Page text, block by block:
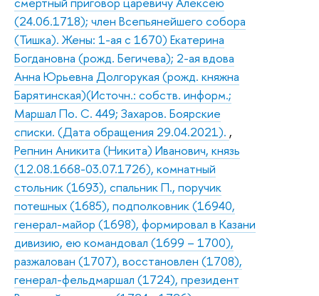
(24.06.1718); член Всепьянейшего собора
(Тишка). Жены: 1-ая с 1670) Екатерина
Богдановна (рожд. Бегичева); 2-ая вдова
Анна Юрьевна Долгорукая (рожд. княжна
Барятинская)(Источн.: собств. информ.;
Маршал По. С. 449; Захаров. Боярские
списки. (Дата обращения 29.04.2021). ,
Репнин Аникита (Никита) Иванович, князь
(12.08.1668-03.07.1726), комнатный
стольник (1693), спальник П., поручик
потешных (1685), подполковник (16940,
генерал-майор (1698), формировал в Казани
дивизию, ею командовал (1699 – 1700),
разжалован (1707), восстановлен (1708),
генерал-фельдмаршал (1724), президент